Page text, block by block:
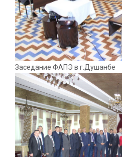
Заседание ФАПЭ в г.Душанбе